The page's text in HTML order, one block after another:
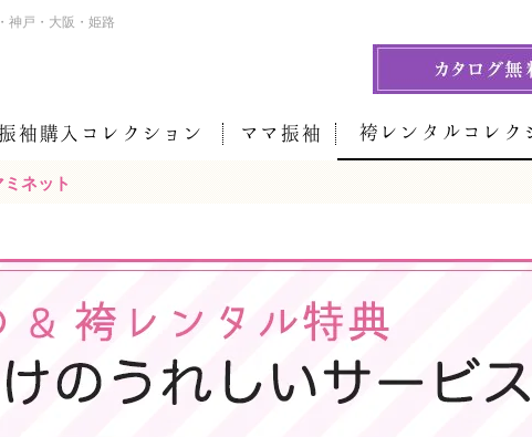
神戸・大阪・姫路
袖購入コレクション ママ振袖 袴レンタルコレク
ネット